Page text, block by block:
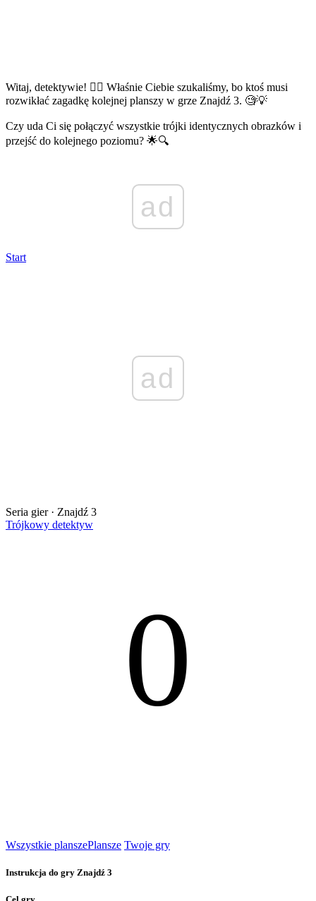
Witaj, detektywie! 🕵️‍♂️ Właśnie Ciebie szukaliśmy, bo ktoś musi
rozwikłać zagadkę kolejnej planszy w grze Znajdź 3. 🧐💡
Czy uda Ci się połączyć wszystkie trójki identycznych obrazków i
przejść do kolejnego poziomu? 🌟🔍
ad
Start
ad
Seria gier · Znajdź 3
Trójkowy detektyw
0
Wszystkie planszePlansze Twoje gry
Instrukcja do gry Znajdź 3